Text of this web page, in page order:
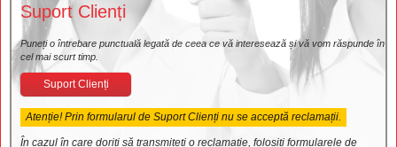
Suport Clienți
Puneți o întrebare punctuală legată de ceea ce vă interesează și vă vom răspunde în
cel mai scurt timp.
Suport Clienți
Atenție! Prin formularul de Suport Clienți nu se acceptă reclamații.
În cazul în care doriți să transmiteți o reclamație, folosiți formularele de